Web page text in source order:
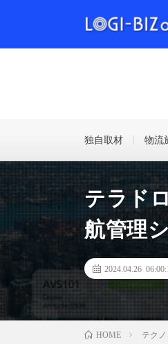
独自取材 物流
テラド
航管理
2024.04.26
HOME テク